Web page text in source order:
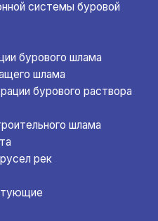
системы буровой
бурового шлама
шлама
бурового раствора
шлама
рек